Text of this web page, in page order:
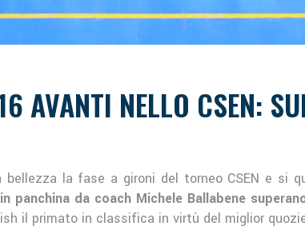
AVANTI NELLO CSEN:
bellezza la fase a gironi del torneo CSEN e si
panchina da coach Michele Ballabene
il primato in classifica in virtù del miglior